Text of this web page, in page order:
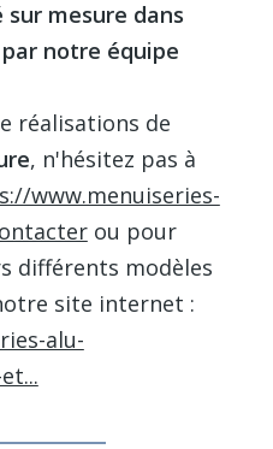
mesure dans
notre équipe
réalisations de
, n'hésitez pas à
www.menuiseries-
ou pour
différents modèles
site internet :
alu-